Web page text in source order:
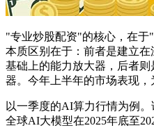
"专业炒股配资"的核心，在
本质区别在于：前者是建立
基础上的能力放大器，后者
器。今年上半年的市场表现，
以一季度的AI算力行情为例
全球AI大模型在2025年底至